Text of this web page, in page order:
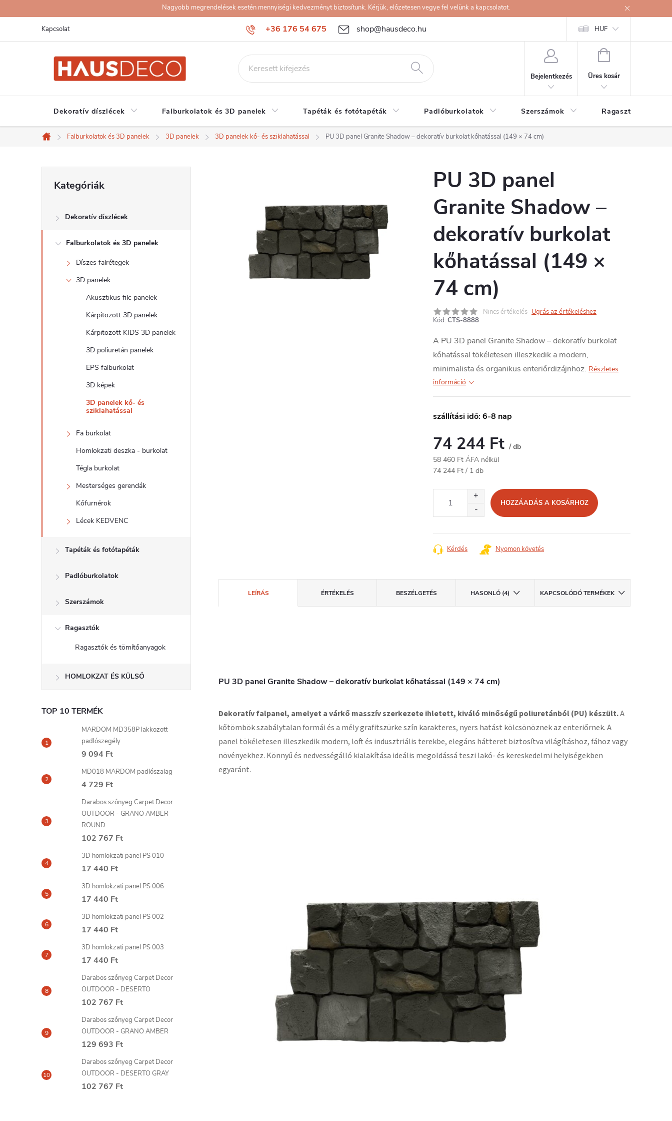
a
Nagyobb megrendelések esetén mennyiségi kedvezményt biztosítunk. Kérjük, előzetesen vegye fel velünk a kapcsolatot.
+36 176 54 675 shop@hausdeco.hu
Kapcsolat HUF
Bejelentkezés
KOSÁR
Üres kosár
Dekoratív díszlécek Falburkolatok és 3D panelek Tapéták és fotótapéták Padlóburkolatok Szerszámok Ragasztók
Kezdőlap
Falburkolatok és 3D panelek 3D panelek 3D panelek kő- és sziklahatással PU 3D panel Granite Shadow – dekoratív burkolat kőhatással (149 × 74 cm)
O
d
átugrása
Kategóriák
Dekoratív díszlécek
Falburkolatok és 3D panelek
Díszes falrétegek
3D panelek
Akusztikus filc panelek
Kárpitozott 3D panelek
Kárpitozott KIDS 3D panelek
3D poliuretán panelek
EPS falburkolat
3D képek
3D panelek kő- és
sziklahatással
Fa burkolat
Homlokzati deszka - burkolat
Tégla burkolat
Mesterséges gerendák
Kőfurnérok
Lécek KEDVENC
Tapéták és fotótapéták
Padlóburkolatok
Szerszámok
Ragasztók
Ragasztók és tömítőanyagok
HOMLOKZAT ÉS KÜLSŐ
TOP 10 TERMÉK
MARDOM MD358P lakkozott
padlószegély
9 094 Ft
MD018 MARDOM padlószalag
4 729 Ft
Darabos szőnyeg Carpet Decor
OUTDOOR - GRANO AMBER
ROUND
102 767 Ft
3D homlokzati panel PS 010
17 440 Ft
3D homlokzati panel PS 006
17 440 Ft
3D homlokzati panel PS 002
17 440 Ft
3D homlokzati panel PS 003
17 440 Ft
Darabos szőnyeg Carpet Decor
OUTDOOR - DESERTO
102 767 Ft
Darabos szőnyeg Carpet Decor
OUTDOOR - GRANO AMBER
129 693 Ft
Darabos szőnyeg Carpet Decor
OUTDOOR - DESERTO GRAY
102 767 Ft
PU 3D panel
Granite Shadow –
dekoratív burkolat
kőhatással (149 ×
74 cm)
Nincs értékelés Ugrás az értékeléshez
Kód: CTS-8888
A PU 3D panel Granite Shadow – dekoratív burkolat
kőhatással tökéletesen illeszkedik a modern,
minimalista és organikus enteriőrdizájnhoz. Részletes
információ
szállítási idő: 6-8 nap
74 244 Ft / db
58 460 Ft ÁFA nélkül
Egységár:
74 244 Ft / 1 db
HOZZÁADÁS A KOSÁRHOZ
Kérdés Nyomon követés
LEÍRÁS ÉRTÉKELÉS BESZÉLGETÉS HASONLÓ (4) KAPCSOLÓDÓ TERMÉKEK
PU 3D panel Granite Shadow – dekoratív burkolat kőhatással (149 × 74 cm)
Dekoratív falpanel, amelyet a várkő masszív szerkezete ihletett, kiváló minőségű poliuretánból (PU) készült.A
kőtömbök szabálytalan formái és a mély grafitszürke szín karakteres, nyers hatást kölcsönöznek az enteriőrnek. A
panel tökéletesen illeszkedik modern, loft és indusztriális terekbe, elegáns hátteret biztosítva világításhoz, fához vagy
növényekhez. Könnyű és nedvességálló kialakítása ideális megoldássá teszi lakó- és kereskedelmi helyiségekben
egyaránt.